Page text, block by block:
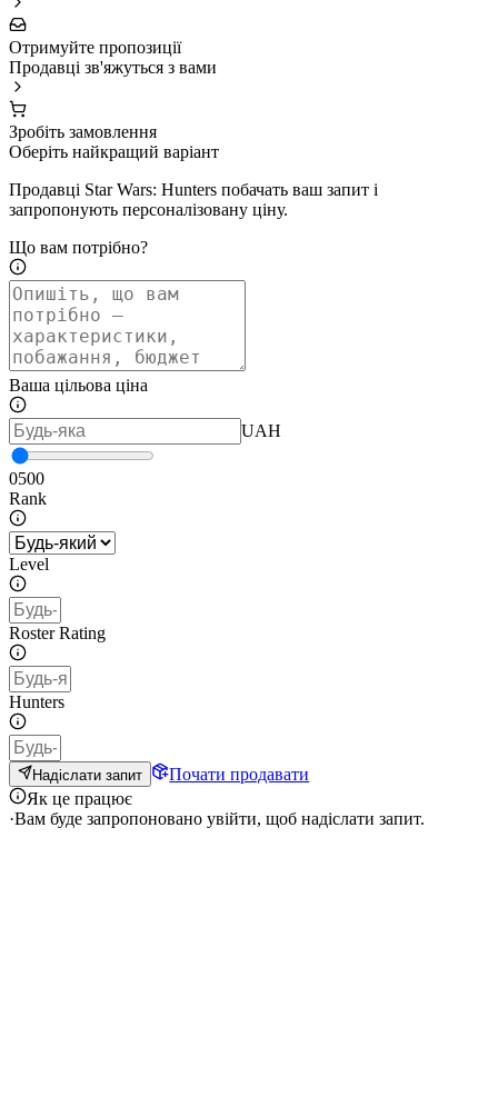
Отримуйте пропозиції
Продавці зв'яжуться з вами
Зробіть замовлення
Оберіть найкращий варіант
Продавці Star Wars: Hunters побачать ваш запит і
запропонують персоналізовану ціну.
Що вам потрібно?
Ваша цільова ціна
UAH
0500
Rank
Level
Roster Rating
Hunters
Надіслати запит
Почати продавати
Як це працює
·Вам буде запропоновано увійти, щоб надіслати запит.